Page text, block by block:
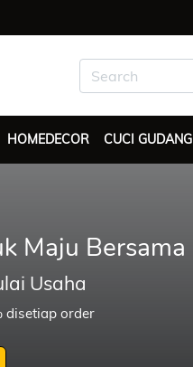
HOMEDECOR CUCI GUDANG
Maju Bersama
Usaha
disetiap order